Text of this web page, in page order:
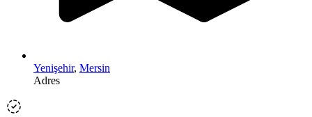
Yenişehir, Mersin
Adres